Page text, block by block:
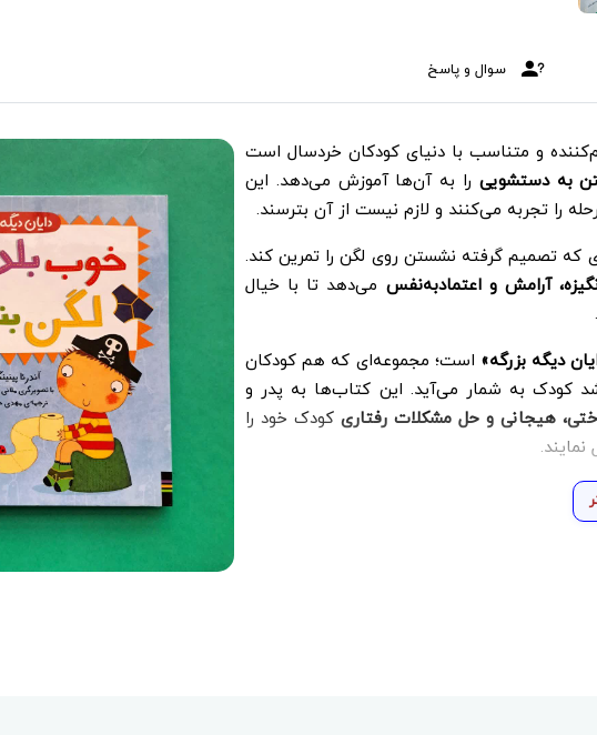
سوال و پاسخ
و متناسب با دنیای کودکان خردسال است
به دستشویی را به آن‌ها آموزش می‌دهد. این
را تجربه می‌کنند و لازم نیست از آن بترسند.
که تصمیم گرفته نشستن روی لگن را تمرین کند.
آرامش و اعتمادبه‌نفس می‌دهد تا با خیال
دیگه بزرگه» است؛ مجموعه‌ای که هم کودکان
کودک به شمار می‌آید. این کتاب‌ها به پدر و
هیجانی و حل مشکلات رفتاری کودک خود را